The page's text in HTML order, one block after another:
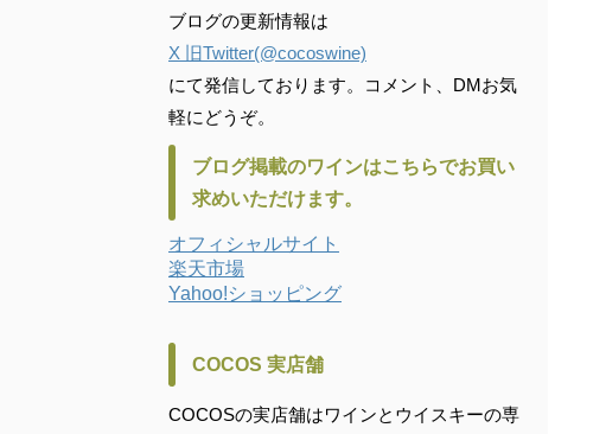
ブログの更新情報は
X 旧Twitter(@cocoswine)
にて発信しております。コメント、DMお気
軽にどうぞ。
ブログ掲載のワインはこちらでお買い
求めいただけます。
オフィシャルサイト
楽天市場
Yahoo!ショッピング
COCOS 実店舗
COCOSの実店舗はワインとウイスキーの専